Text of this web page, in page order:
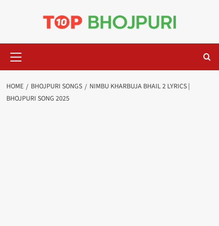
Menu
HOME BHOJPURI SONGS
NIMBU KHARBUJA BHAIL 2 LYRICS |
BHOJPURI SONG 2025